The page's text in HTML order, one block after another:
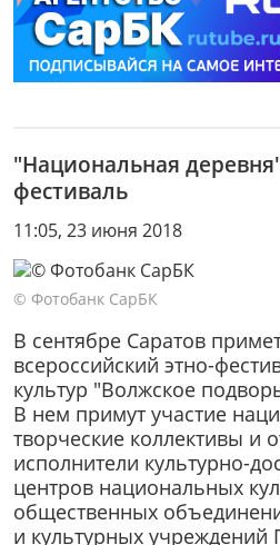
"Национальная
фестиваль
11:05, 23 июня 2018
© Фотобанк СарБК
В сентябре Саратов
всероссийский этно-
культур "Волжское
В нем примут участие
творческие коллективы и
исполнители культурно-
центров национальных
общественных
и культурных